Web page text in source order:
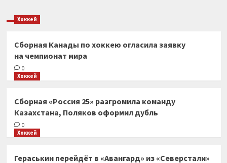
Хоккей
Сборная Канады по хоккею огласила заявку
на чемпионат мира
0
Хоккей
Сборная «Россия 25» разгромила команду
Казахстана, Поляков оформил дубль
0
Хоккей
Гераськин перейдёт в «Авангард» из «Северстали»